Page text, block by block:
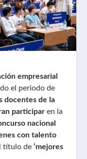
empresarial
el periodo de
docentes de la
participar en la
nacional
con talento
título de‘mejores